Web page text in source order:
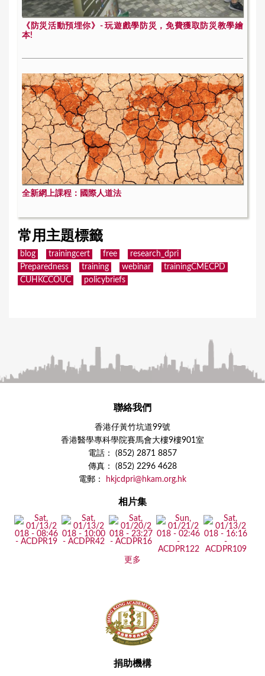
《防災活動預埋你》- 玩遊戲學防災，免費獲取防災教學繪
本!
全新網上課程：國際人道法
常用主題標籤
blog trainingcert free
research_dpri
Preparedness
training webinar
trainingCMECPD
CUHKCCOUC
policybriefs
聯絡我們
香港仔黃竹坑道99號
香港醫學專科學院賽馬會大樓9樓901室
電話： (852) 2871 8857
傳真： (852) 2296 4628
電郵：
hkjcdpri@hkam.org.hk
相片集
更多
捐助機構